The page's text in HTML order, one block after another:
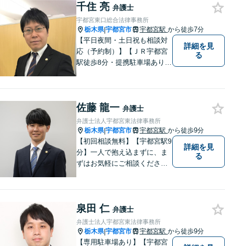
ご相談は、内容によって、初
回相談を無料としておりま
す。
千住 亮 弁護士
宇都宮東口総合法律事務所
栃木県|宇都宮市 宇都宮駅 から徒歩7分
【平日夜間・土日祝も相談対
応（予約制）】【ＪＲ宇都宮
駅徒歩8分・提携駐車場あり】
合わせください。
詳細を見
る
佐藤 龍一 弁護士
弁護士法人宇都宮東法律事務所
栃木県|宇都宮市 宇都宮駅 から徒歩9分
【初回相談無料】【宇都宮駅9
分】一人で抱え込まずに、ま
ずはお気軽にご相談くださ
詳細を見
る
泉田 仁 弁護士
弁護士法人宇都宮東法律事務所
栃木県|宇都宮市 宇都宮駅 から徒歩9分
【専用駐車場あり】【宇都宮